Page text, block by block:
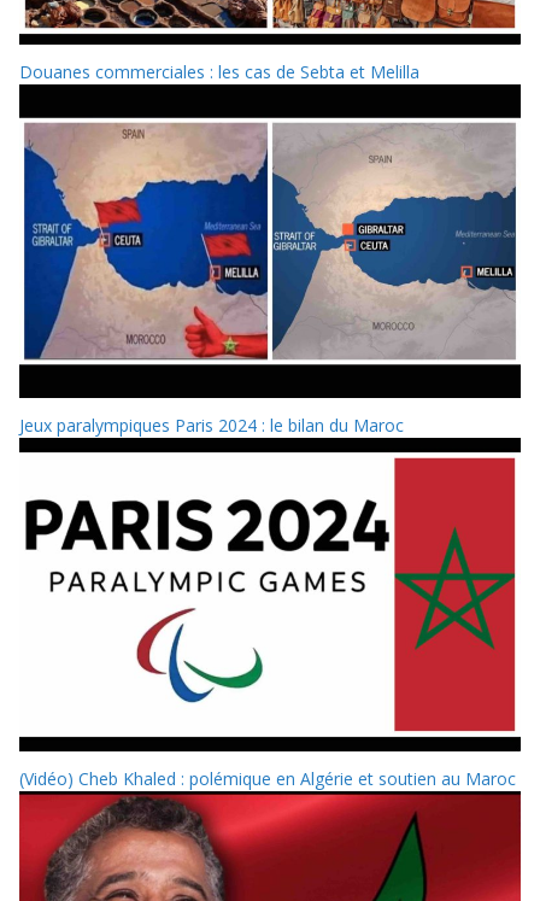
Douanes commerciales : les cas de Sebta et Melilla
Jeux paralympiques Paris 2024 : le bilan du Maroc
(Vidéo) Cheb Khaled : polémique en Algérie et soutien au Maroc